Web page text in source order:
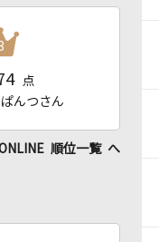
点
んつさん
順位一覧 へ